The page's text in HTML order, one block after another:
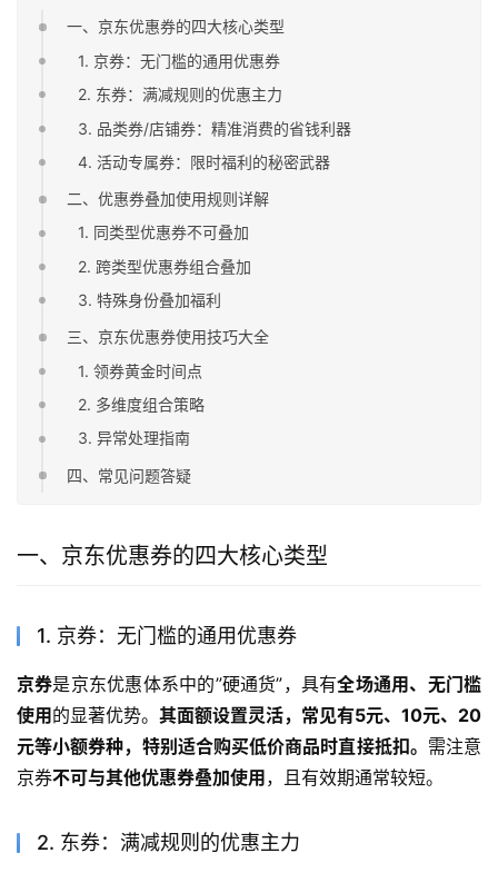
一、京东优惠券的四大核心类型
1. 京券：无门槛的通用优惠券
2. 东券：满减规则的优惠主力
3. 品类券/店铺券：精准消费的省钱利器
4. 活动专属券：限时福利的秘密武器
二、优惠券叠加使用规则详解
1. 同类型优惠券不可叠加
2. 跨类型优惠券组合叠加
3. 特殊身份叠加福利
三、京东优惠券使用技巧大全
1. 领券黄金时间点
2. 多维度组合策略
3. 异常处理指南
四、常见问题答疑
一、京东优惠券的四大核心类型
1. 京券：无门槛的通用优惠券
京券是京东优惠体系中的”硬通货”，具有全场通用、无门槛
使用的显著优势。 其面额设置灵活，常见有5元、10元、20
元等小额券种，特别适合购买低价商品时直接抵扣。 需注意
京券不可与其他优惠券叠加使用，且有效期通常较短。
2. 东券：满减规则的优惠主力